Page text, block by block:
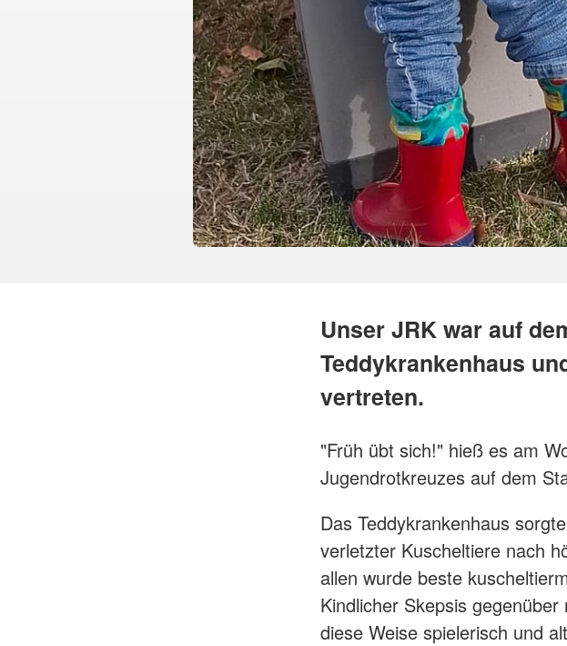
Unser JRK war auf
Teddykrankenhaus
vertreten.
"Früh übt sich!" hieß es am
Jugendrotkreuzes auf dem
Das Teddykrankenhaus
verletzter Kuscheltiere nach
allen wurde beste
Kindlicher Skepsis
diese Weise spielerisch und